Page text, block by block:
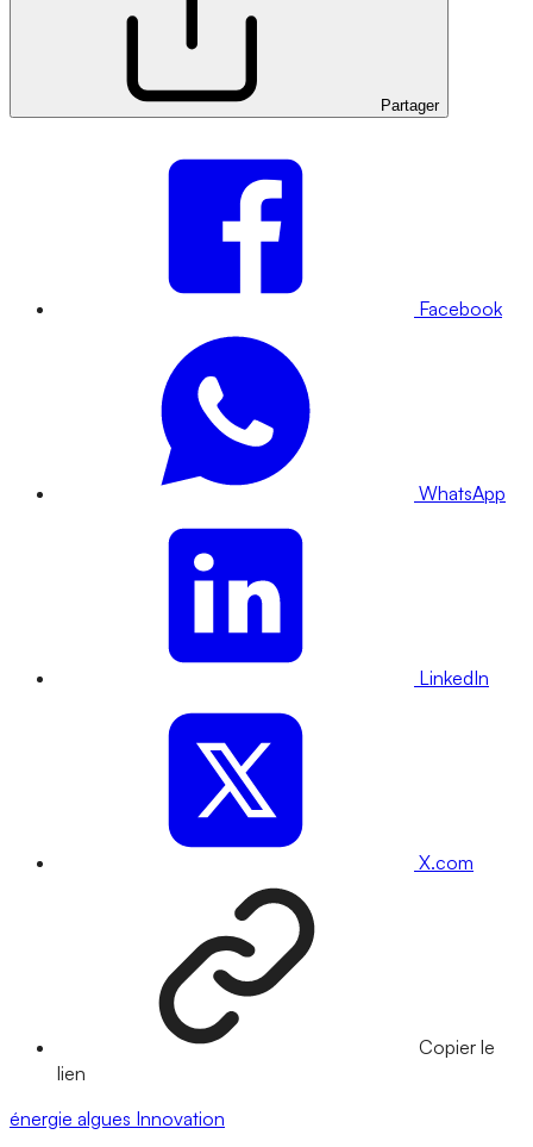
Partager
Facebook
WhatsApp
LinkedIn
X.com
Copier le
lien
énergie algues Innovation